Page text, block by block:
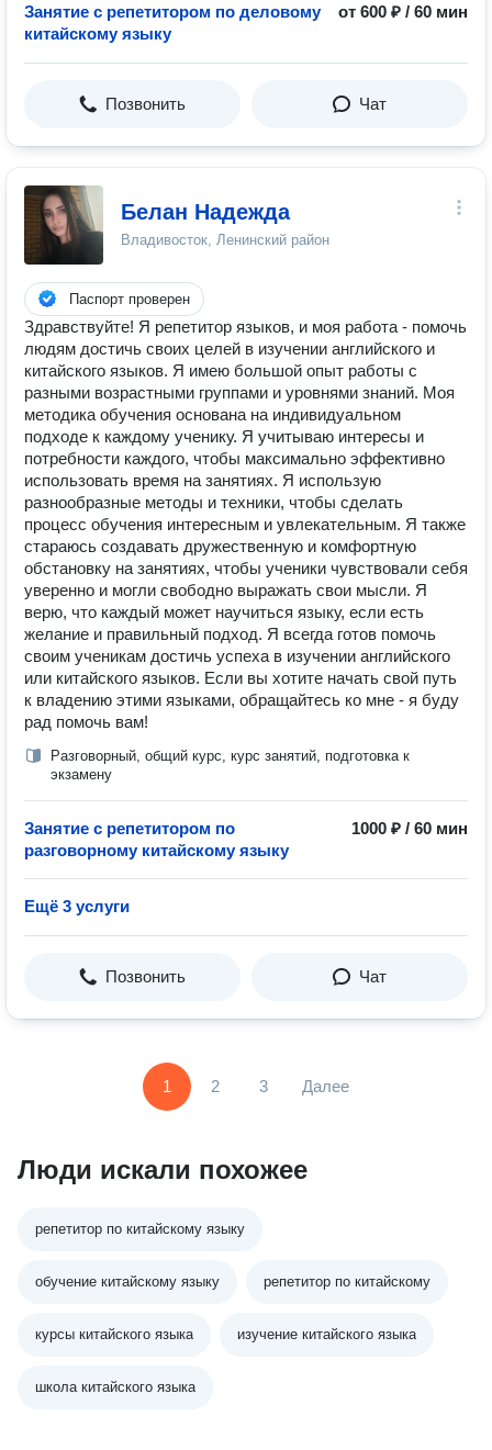
Занятие с репетитором по деловому
китайскому языку
от 600 ₽ / 60 мин
Позвонить Чат
Белан Надежда
Владивосток, Ленинский район
Паспорт проверен
Здравствуйте! Я репетитор языков, и моя работа - помочь
людям достичь своих целей в изучении английского и
китайского языков. Я имею большой опыт работы с
разными возрастными группами и уровнями знаний. Моя
методика обучения основана на индивидуальном
подходе к каждому ученику. Я учитываю интересы и
потребности каждого, чтобы максимально эффективно
использовать время на занятиях. Я использую
разнообразные методы и техники, чтобы сделать
процесс обучения интересным и увлекательным. Я также
стараюсь создавать дружественную и комфортную
обстановку на занятиях, чтобы ученики чувствовали себя
уверенно и могли свободно выражать свои мысли. Я
верю, что каждый может научиться языку, если есть
желание и правильный подход. Я всегда готов помочь
своим ученикам достичь успеха в изучении английского
или китайского языков. Если вы хотите начать свой путь
к владению этими языками, обращайтесь ко мне - я буду
рад помочь вам!
Разговорный, общий курс, курс занятий, подготовка к
экзамену
Занятие с репетитором по
разговорному китайскому языку
1000 ₽ / 60 мин
Ещё 3 услуги
Позвонить Чат
1 2 3 Далее
Люди искали похожее
репетитор по китайскому языку
обучение китайскому языку репетитор по китайскому
курсы китайского языка изучение китайского языка
школа китайского языка